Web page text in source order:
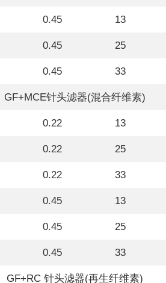
0.45 13
0.45 25
0.45 33
GF+MCE针头滤器(混合纤维素)
0.22 13
0.22 25
0.22 33
0.45 13
0.45 25
0.45 33
GF+RC 针头滤器(再生纤维素)